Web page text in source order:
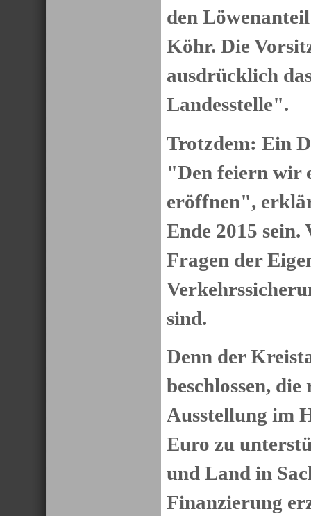
den
Köhr. Die
ausdrücklich
Landesstelle".
Trotzdem: Ein
"Den feiern wir
eröffnen",
Ende 2015 sein.
Fragen der
sind.
Denn der
beschlossen,
Ausstellung im
Euro zu
und Land in
Finanzierung